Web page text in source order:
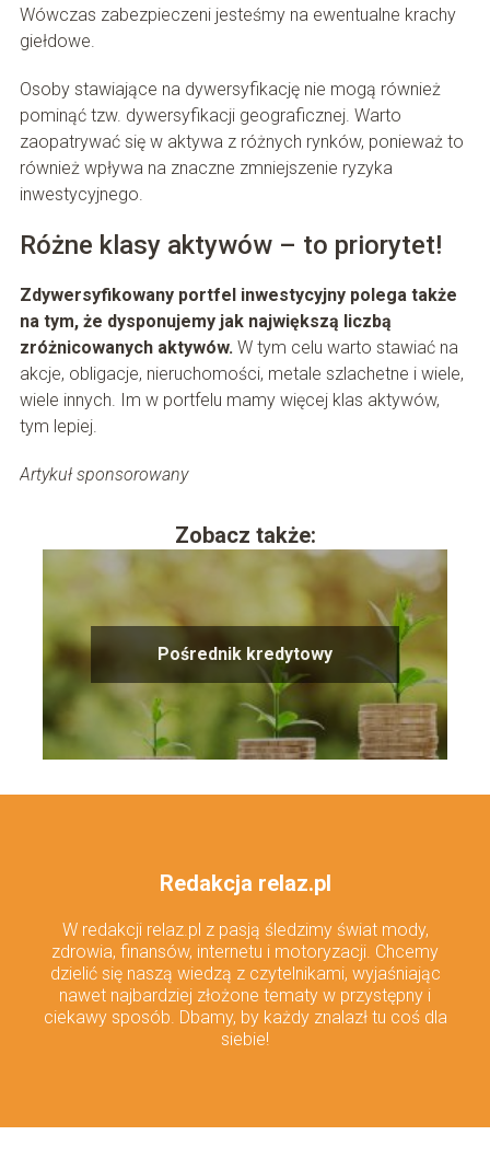
Wówczas zabezpieczeni jesteśmy na ewentualne krachy
giełdowe.
Osoby stawiające na dywersyfikację nie mogą również
pominąć tzw. dywersyfikacji geograficznej. Warto
zaopatrywać się w aktywa z różnych rynków, ponieważ to
również wpływa na znaczne zmniejszenie ryzyka
inwestycyjnego.
Różne klasy aktywów – to priorytet!
Zdywersyfikowany portfel inwestycyjny polega także
na tym, że dysponujemy jak największą liczbą
zróżnicowanych aktywów. W tym celu warto stawiać na
akcje, obligacje, nieruchomości, metale szlachetne i wiele,
wiele innych. Im w portfelu mamy więcej klas aktywów,
tym lepiej.
Artykuł sponsorowany
Zobacz także:
Pośrednik kredytowy
Redakcja relaz.pl
W redakcji relaz.pl z pasją śledzimy świat mody,
zdrowia, finansów, internetu i motoryzacji. Chcemy
dzielić się naszą wiedzą z czytelnikami, wyjaśniając
nawet najbardziej złożone tematy w przystępny i
ciekawy sposób. Dbamy, by każdy znalazł tu coś dla
siebie!